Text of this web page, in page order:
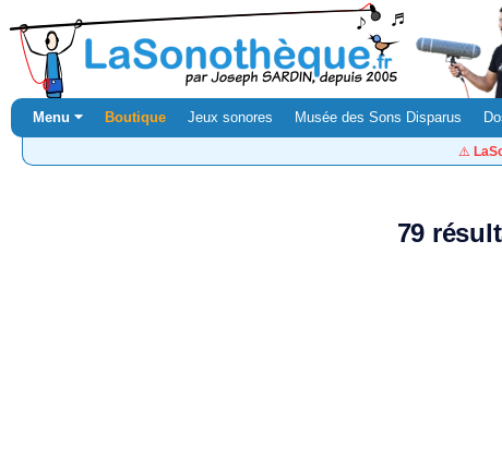
Menu ⏷ Boutique Jeux sonores Musée des Sons Disparus
⚠️
79